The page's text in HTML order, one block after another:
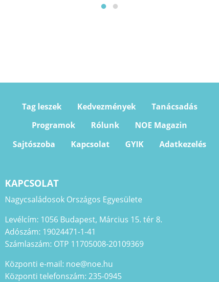
Tag leszek Kedvezmények
Tanácsadás
Programok
Rólunk
NOE Magazin
Sajtószoba
Kapcsolat GYIK Adatkezelés
KAPCSOLAT
Nagycsaládosok Országos Egyesülete
Levélcím: 1056 Budapest, Március 15. tér 8.
Adószám: 19024471-1-41
Számlaszám: OTP 11705008-20109369
Központi e-mail: noe@noe.hu
Központi telefonszám: 235-0945